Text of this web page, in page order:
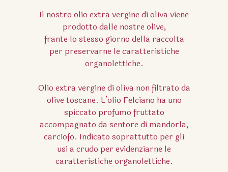
Il nostro olio extra vergine di oliva viene
prodotto dalle nostre olive,
frante lo stesso giorno della raccolta
per preservarne le caratteristiche
organolettiche.
Olio extra vergine di oliva non filtrato da
olive toscane. L’olio Felciano ha uno
spiccato profumo fruttato
accompagnato da sentore di mandorla,
carciofo. Indicato soprattutto per gli
usi a crudo per evidenziarne le
caratteristiche organolettiche.